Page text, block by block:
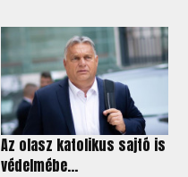
Az olasz katolikus sajtó is
védelmébe...